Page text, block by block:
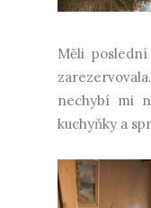
Měli
nechybí mi
kuchyňky a